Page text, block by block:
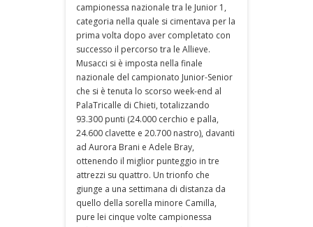
campionessa nazionale tra le Junior 1,
categoria nella quale si cimentava per la
prima volta dopo aver completato con
successo il percorso tra le Allieve.
Musacci si è imposta nella finale
nazionale del campionato Junior-Senior
che si è tenuta lo scorso week-end al
PalaTricalle di Chieti, totalizzando
93.300 punti (24.000 cerchio e palla,
24.600 clavette e 20.700 nastro), davanti
ad Aurora Brani e Adele Bray,
ottenendo il miglior punteggio in tre
attrezzi su quattro. Un trionfo che
giunge a una settimana di distanza da
quello della sorella minore Camilla,
pure lei cinque volte campionessa